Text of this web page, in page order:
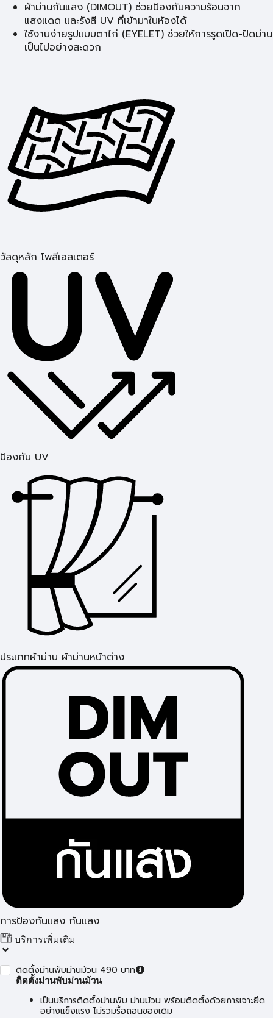
ผ้าม่านกันแสง (DIMOUT) ช่วยป้องกันความร้อนจาก
แสงแดด และรังสี UV ที่เข้ามาในห้องได้
ใช้งานง่ายรูปแบบตาไก่ (EYELET) ช่วยให้การรูดเปิด-ปิดม่าน
เป็นไปอย่างสะดวก
วัสดุหลัก โพลีเอสเตอร์
ป้องกัน UV
ประเภทผ้าม่าน ผ้าม่านหน้าต่าง
การป้องกันแสง กันแสง
บริการเพิ่มเติม
ติดตั้งม่านพับม่านม้วน 490 บาท
ติดตั้งม่านพับม่านม้วน
เป็นบริการติดตั้งม่านพับ ม่านม้วน พร้อมติดตั้งด้วยการเจาะยึด
อย่างแข็งแรง ไม่รวมรื้อถอนของเดิม